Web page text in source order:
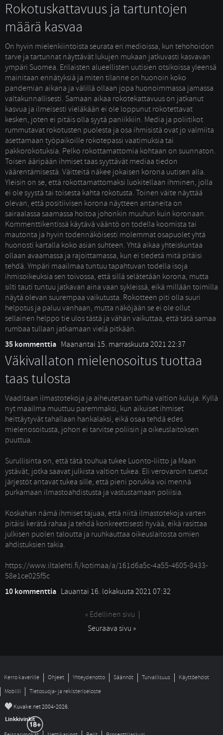
Rokotuskattavuus ja tartuntojen
määrä kasvaa
On hyvin mielenkiintoista seurata eri medioissa, kun tehohoidon
tarve ja tartunnat näyttävät lukujen mukaan jatkuvasti kasvavan
ympäri Suomea. Erilaisten alueellisten uutisien otsikoissa yleensä
mainitaan ennätyksiä ja miten tilanne on huonoin koko
pandemian aikana ja välillä ollaan jopa huonoimmassa jamassa
valtakunnallisesti. Samaan aikaa rokotekattavuus on jatkanut
kasvua ja ilmeisesti vieläkään ei ole loppunut rokotettavat
kesken, joten ei pitäis olla syytä paniikkiin. Media ja poliitikot
rummutavat rokotusten puolesta ja osa ihmisistä ovat jo valmiita
asettamaan työpaikoille rokotepassi vaatimuksia tai
pakkorokotuksia. Pelko rokottamattomia kohtaan on suunnaton.
Toisen ääripään ihmiset taas syyttävät mediaa tiedon
väärentämisestä. Väitteitä näkee jokaisen korona uutisen alla.
Yleisin on se, että rokottamattomaksi luokitellaan ihminen, jolla
ei ole syystä tai toisesta kahta rokotusta. Toinen väite näyttää
olevan, että positiivisen korona näytteen antaneita on
sairaalassa saamassa hoitoa johonkin muuhun kuin koronaan.
Kommenttikentissä käytävä vääntö on todella koomista tai
mautonta ja hyvin todennäköisesti molemmat osapuolet yhtä
huonosti kartalla koko asian suhteen. Yhtä aikaa yhteiskuntaa
ollaan avaamassa ja rajoittamassa, kun ei tiedetä mitä pitäisi
tehdä. Ympäri maailmaa tuntuu tapahtuvan todella isoja
ihmisoikeuksia sen toivossa, että sillä selätetään korona, mutta
silti tauti tuntuu jatkavan aina vaan sykleissä, eikä millään toimilla
näytä olevan suurempaa vaikutusta. Rokotteen piti olla suuri
helpotus ja paluu vanhaan, mutta näköjään se ei ole ollut
sellainen helppo tie ulos tästä ja vähän vaikuttaa, että tätä samaa
rumbaa tullaan jatkamaan vielä pitkään.
35 kommenttia Maanantai 15. marraskuuta 2021 22:37
Väkivallaton mielenosoitus tuottaa
taas tulosta
Vaaditaan ilmastotekoja ja aiheutetaan turhia valtion kuluja. Kyllä
nyt maailma muuttuu paremmaksi, kun aikuiset ihmiset
heittäytyvät tahallaan hankalaksi, eikä osaa tehdä edes
mielenosoitusta, johon ei tarvitse poliisin ja oikeuslaitoksen
puuttua.
Surullisinta on, että tätä touhua tukee Luonto-liitto ja Maan
ystävät, jotka saavat julkista valtion tukea. Eli verovaroin tuetut
järjestöt antavat tukea sille, että pieni porukka voi mennä
purkamaan ilmastoahdistusta ja vastustamaan poliisia.
Koskahan nämä ihmiset tajuaa, että niitä ilmastotekoja varten
pitäisi kerätä rahaa ja tehdä konkreettisesti hyvää, eikä rasittaa
julkisen puolen taloutta ja ruuhkauttaa oikeuslaitosta omien
ahdistuksien takia.
https://www.iltalehti.fi/kotimaa/a/161d6a5c-4a55-4605-8433-
58e1ce025f5c
10 kommenttia Lauantai 16. lokakuuta 2021 07:32
« Edellinen sivu
Seuraava sivu »
Kerro kaverille Ohjeet Yhteydenotto Säännöt Turvallisuus
Käyttöehdot
Mobiili
Tietosuoja- ja rekisteriseloste
© Kuvake.net 2004-2026.
Linkkivinkit